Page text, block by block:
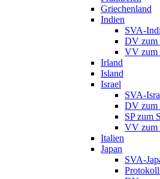
Griechenland
Indien
SVA-
DV zum
VV zum
Irland
Island
Israel
SVA-
DV zum
SP zum
VV zum
Italien
Japan
SVA-